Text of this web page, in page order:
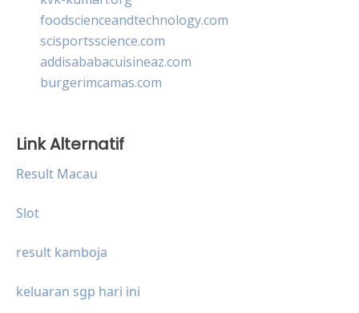
foodscienceandtechnology.com
scisportsscience.com
addisababacuisineaz.com
burgerimcamas.com
Link Alternatif
Result Macau
Slot
result kamboja
keluaran sgp hari ini